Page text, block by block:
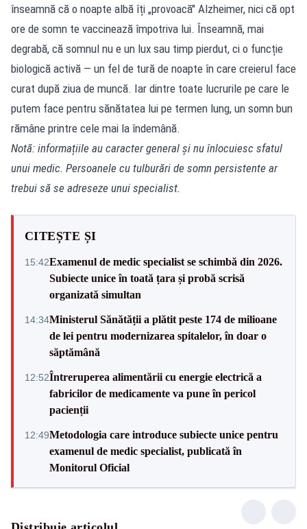
înseamnă că o noapte albă îți „provoacă" Alzheimer, nici că opt
ore de somn te vaccinează împotriva lui. Înseamnă, mai
degrabă, că somnul nu e un lux sau timp pierdut, ci o funcție
biologică activă — un fel de tură de noapte în care creierul face
curat după ziua de muncă. Iar dintre toate lucrurile pe care le
putem face pentru sănătatea lui pe termen lung, un somn bun
rămâne printre cele mai la îndemână.
Notă: informațiile au caracter general și nu înlocuiesc sfatul
unui medic. Persoanele cu tulburări de somn persistente ar
trebui să se adreseze unui specialist.
CITEȘTE ȘI
15:42Examenul de medic specialist se schimbă din 2026.
Subiecte unice în toată țara și probă scrisă
organizată simultan
14:34Ministerul Sănătății a plătit peste 174 de milioane
de lei pentru modernizarea spitalelor, în doar o
săptămână
12:52Întreruperea alimentării cu energie electrică a
fabricilor de medicamente va pune în pericol
pacienții
12:49Metodologia care introduce subiecte unice pentru
examenul de medic specialist, publicată în
Monitorul Oficial